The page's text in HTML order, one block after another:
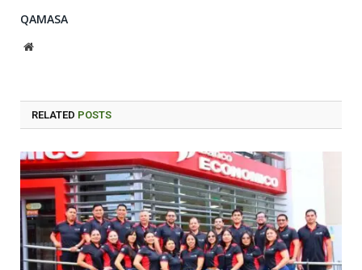
QAMASA
Website
RELATED POSTS